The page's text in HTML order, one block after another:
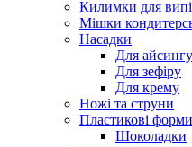
Килимки для
Мішки
Насадки
Для айсингу
Для зефіру
Для крему
Ножі та струни
Пластикові
Шоколадки